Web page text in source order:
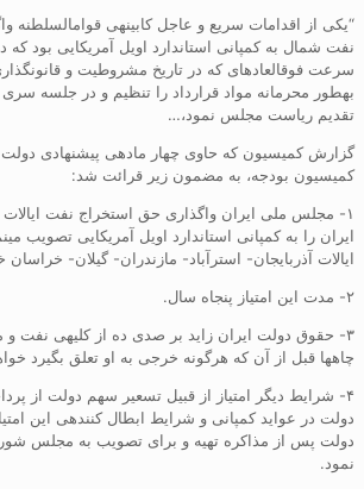
“یکی از اقدامات سریع و عاجل کابینهی قوامالسلطنه
نفت شمال به کمپانی استاندارد اویل آمریکایی بود
سرعت فوقالعادهای که در تاریخ مشروطیت و
بهطور محرمانه مواد قرارداد را تنظیم و در جلسه
تقدیم ریاست مجلس نمود،…
گزارش کمیسیون که حاوی چهار مادهی پیشنهادی
کمیسیون بودجه، به مضمون زیر قرائت شد:
۱- مجلس ملی ایران واگذاری حق استخراج نفت
ایران را به کمپانی استاندارد اویل آمریکایی تصویب
ایالات آذربایجان- استرآباد- مازندران- گیلان- خراسان
۲- مدت این امتیاز پنجاه سال.
۳- حقوق دولت ایران زاید بر صدی ده از کلیهی نفت و
چاهها قبل از آن که هرگونه خرجی به او تعلق بگیرد
۴- شرایط دیگر امتیاز از قبیل تسعیر سهم دولت از
دولت در عواید کمپانی و شرایط ابطال کنندهی این
دولت پس از مذاکره تهیه و برای تصویب به مجلس
نمود.